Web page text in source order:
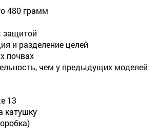
480 грамм
защитой
и разделение целей
почвах
чем у предыдущих моделей
13
катушку